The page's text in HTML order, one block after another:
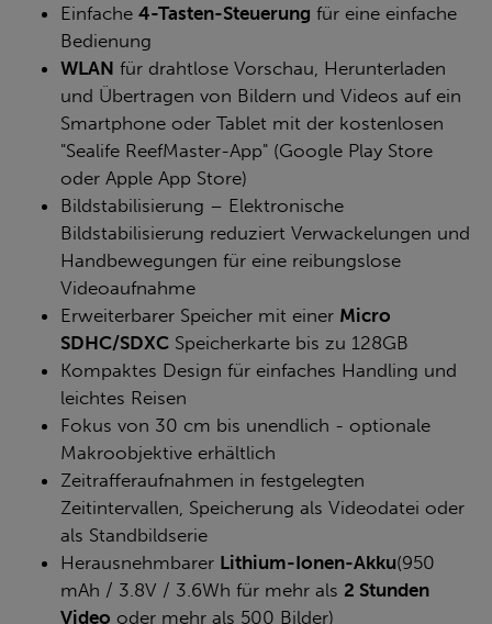
Einfache 4-Tasten-Steuerung für eine einfache
Bedienung
WLAN für drahtlose Vorschau, Herunterladen
und Übertragen von Bildern und Videos auf ein
Smartphone oder Tablet mit der kostenlosen
"Sealife ReefMaster-App" (Google Play Store
oder Apple App Store)
Bildstabilisierung – Elektronische
Bildstabilisierung reduziert Verwackelungen und
Handbewegungen für eine reibungslose
Videoaufnahme
Erweiterbarer Speicher mit einer Micro
SDHC/SDXC Speicherkarte bis zu 128GB
Kompaktes Design für einfaches Handling und
leichtes Reisen
Fokus von 30 cm bis unendlich - optionale
Makroobjektive erhältlich
Zeitrafferaufnahmen in festgelegten
Zeitintervallen, Speicherung als Videodatei oder
als Standbildserie
Herausnehmbarer Lithium-Ionen-Akku(950
mAh / 3.8V / 3.6Wh für mehr als 2 Stunden
Video oder mehr als 500 Bilder)